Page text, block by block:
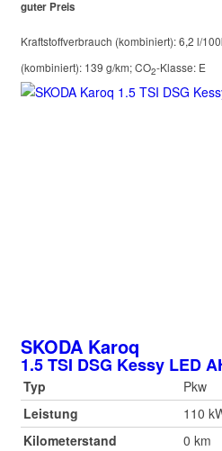
guter Preis
Kraftstoffverbrauch (kombiniert):6,2 l/
(kombiniert): 139 g/km;CO2-Klasse: E
SKODA Karoq
1.5 TSI DSG Kessy LED
Typ
Pkw
Leistung
110
Kilometerstand
0 km